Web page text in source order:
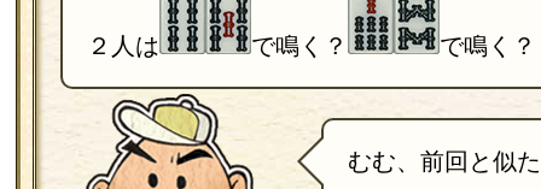
２人は で鳴く？ で鳴く？
むむ、前回と似